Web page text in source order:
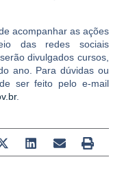
acompanhar as ações
das redes sociais
divulgados cursos,
ano. Para dúvidas ou
ser feito pelo e-mail
.